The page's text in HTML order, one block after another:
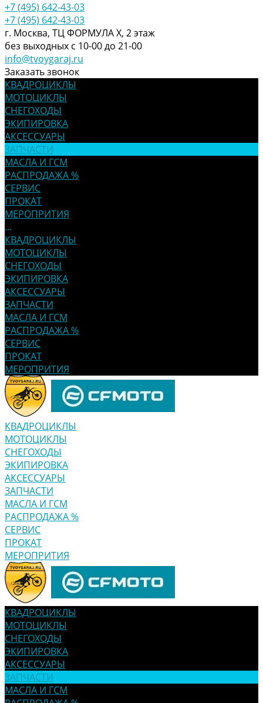
+7 (495) 642-43-03
+7 (495) 642-43-03
г. Москва, ТЦ ФОРМУЛА Х, 2 этаж
без выходных с 10-00 до 21-00
info@tvoygaraj.ru
Заказать звонок
КВАДРОЦИКЛЫ
МОТОЦИКЛЫ
СНЕГОХОДЫ
ЭКИПИРОВКА
АКСЕССУАРЫ
ЗАПЧАСТИ
МАСЛА И ГСМ
РАСПРОДАЖА %
СЕРВИС
ПРОКАТ
МЕРОПРИТИЯ
...
КВАДРОЦИКЛЫ
МОТОЦИКЛЫ
СНЕГОХОДЫ
ЭКИПИРОВКА
АКСЕССУАРЫ
ЗАПЧАСТИ
МАСЛА И ГСМ
РАСПРОДАЖА %
СЕРВИС
ПРОКАТ
МЕРОПРИТИЯ
КВАДРОЦИКЛЫ
МОТОЦИКЛЫ
СНЕГОХОДЫ
ЭКИПИРОВКА
АКСЕССУАРЫ
ЗАПЧАСТИ
МАСЛА И ГСМ
РАСПРОДАЖА %
СЕРВИС
ПРОКАТ
МЕРОПРИТИЯ
КВАДРОЦИКЛЫ
МОТОЦИКЛЫ
СНЕГОХОДЫ
ЭКИПИРОВКА
АКСЕССУАРЫ
ЗАПЧАСТИ
МАСЛА И ГСМ